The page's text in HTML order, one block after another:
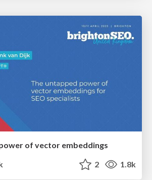
of vector embeddings
2 1.8k